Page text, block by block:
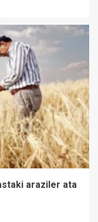
araziler ata